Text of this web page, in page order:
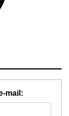
mail: